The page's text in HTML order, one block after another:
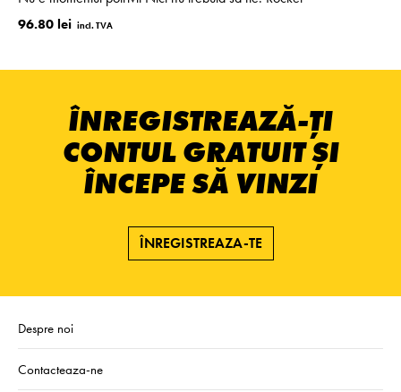
96.80 lei
ÎNREGISTREAZĂ-ȚI
CONTUL GRATUIT ȘI
ÎNCEPE SĂ VINZI
ÎNREGISTREAZA-TE
Despre noi
Contacteaza-ne